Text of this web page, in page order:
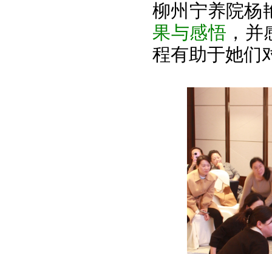
柳州宁养院杨
果与感悟 ，
程有助于她们